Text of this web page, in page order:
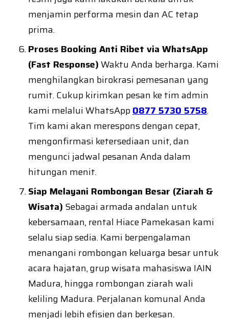
menjamin performa mesin dan AC tetap
prima.
Proses Booking Anti Ribet via WhatsApp
(Fast Response)Waktu Anda berharga. Kami
menghilangkan birokrasi pemesanan yang
rumit. Cukup kirimkan pesan ke tim admin
kami melalui WhatsApp0877 5730 5758.
Tim kami akan merespons dengan cepat,
mengonfirmasi ketersediaan unit, dan
mengunci jadwal pesanan Anda dalam
hitungan menit.
Siap Melayani Rombongan Besar (Ziarah &
Wisata) Sebagai armada andalan untuk
kebersamaan, rental Hiace Pamekasan kami
selalu siap sedia. Kami berpengalaman
menangani rombongan keluarga besar untuk
acara hajatan, grup wisata mahasiswa IAIN
Madura, hingga rombongan ziarah wali
keliling Madura. Perjalanan komunal Anda
menjadi lebih efisien dan berkesan.